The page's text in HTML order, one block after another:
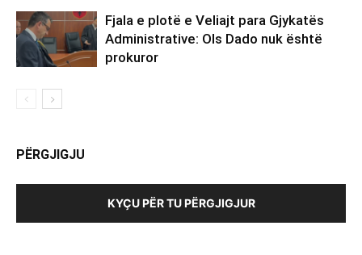
Fjala e plotë e Veliajt para Gjykatës
Administrative: Ols Dado nuk është
prokuror
PËRGJIGJU
KYÇU PËR TU PËRGJIGJUR